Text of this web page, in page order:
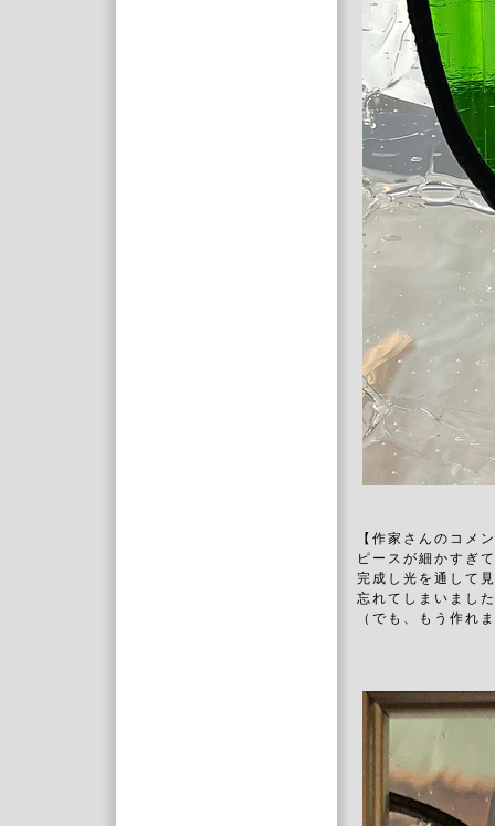
【作家さんのコメ
ピースが細かすぎ
完成し光を通して
忘れてしまいまし
（でも、もう作れ